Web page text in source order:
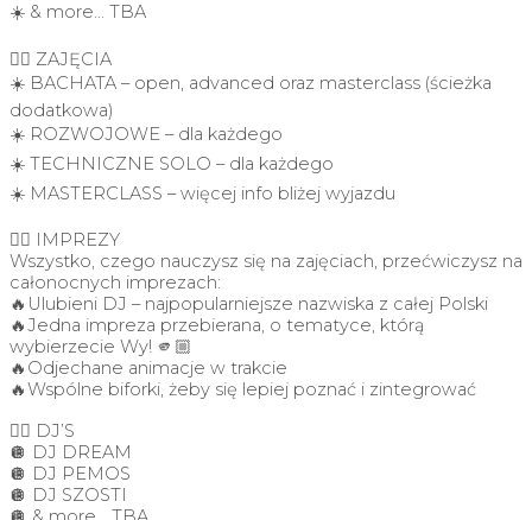
☀️ & more… TBA
👉🏼 ZAJĘCIA
☀️ BACHATA – open, advanced oraz masterclass (ścieżka
dodatkowa)
☀️ ROZWOJOWE – dla każdego
☀️ TECHNICZNE SOLO – dla każdego
☀️ MASTERCLASS – więcej info bliżej wyjazdu
👉🏼 IMPREZY
Wszystko, czego nauczysz się na zajęciach, przećwiczysz na
całonocnych imprezach:
🔥Ulubieni DJ – najpopularniejsze nazwiska z całej Polski
🔥Jedna impreza przebierana, o tematyce, którą
wybierzecie Wy! 🫵🏼
🔥Odjechane animacje w trakcie
🔥Wspólne biforki, żeby się lepiej poznać i zintegrować
👉🏼 DJ’S
🪩 DJ DREAM
🪩 DJ PEMOS
🪩 DJ SZOSTI